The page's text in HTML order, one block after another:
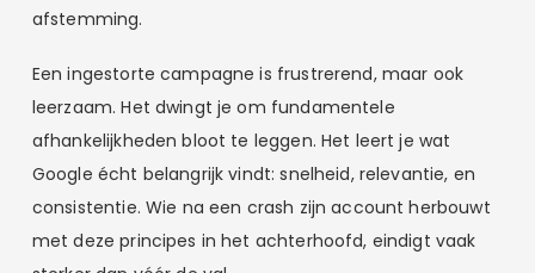
afstemming.
Een ingestorte campagne is frustrerend, maar ook
leerzaam. Het dwingt je om fundamentele
afhankelijkheden bloot te leggen. Het leert je wat
Google écht belangrijk vindt: snelheid, relevantie, en
consistentie. Wie na een crash zijn account herbouwt
met deze principes in het achterhoofd, eindigt vaak